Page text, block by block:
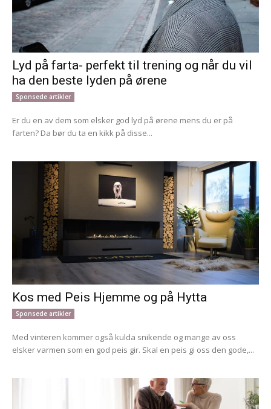
Lyd på farta- perfekt til trening og når du vil
ha den beste lyden på ørene
Sponsede artikler
Er du en av dem som elsker god lyd på ørene mens du er på
farten? Da bør du ta en kikk på disse...
Kos med Peis Hjemme og på Hytta
Sponsede artikler
Med vinteren kommer også kulda snikende og mange av oss
elsker varmen som en god peis gir. Skal en peis gi oss den gode,...